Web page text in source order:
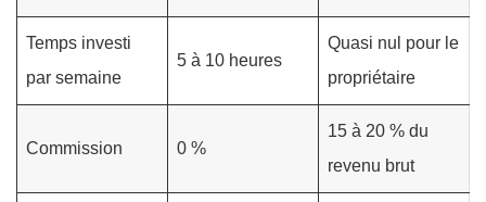
Temps investi
par semaine
5 à 10 heures
Quasi nul pour le
propriétaire
Commission 0 %
15 à 20 % du
revenu brut